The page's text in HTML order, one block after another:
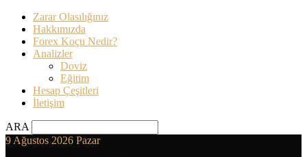
Zarar Olasılığınız
Hakkımızda
Forex Koçu Nedir?
Analizler
Doviz
Eğitim
Hesap Çeşitleri
İletişim
ARA
9 Ağustos 2026 Pazar